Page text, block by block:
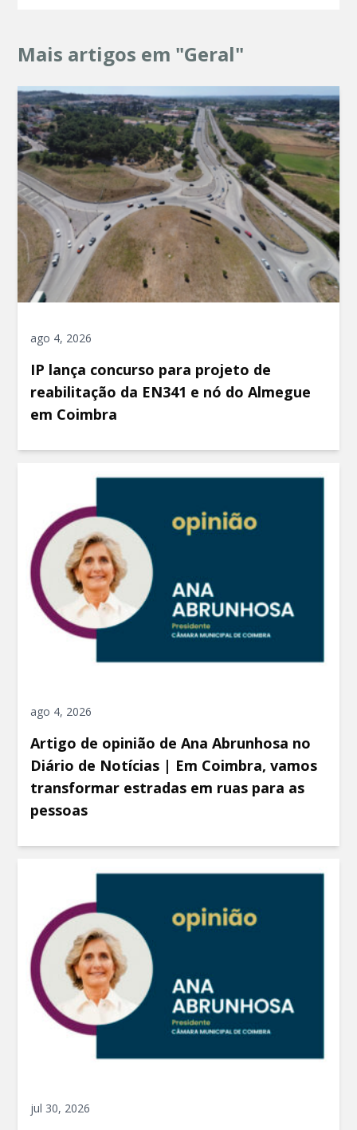
Mais artigos em "Geral"
ago 4, 2026
IP lança concurso para projeto de
reabilitação da EN341 e nó do Almegue
em Coimbra
ago 4, 2026
Artigo de opinião de Ana Abrunhosa no
Diário de Notícias | Em Coimbra, vamos
transformar estradas em ruas para as
pessoas
jul 30, 2026